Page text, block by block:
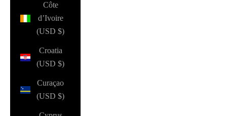
Côte
d’Ivoire
(USD $)
Croatia
(USD $)
Curaçao
(USD $)